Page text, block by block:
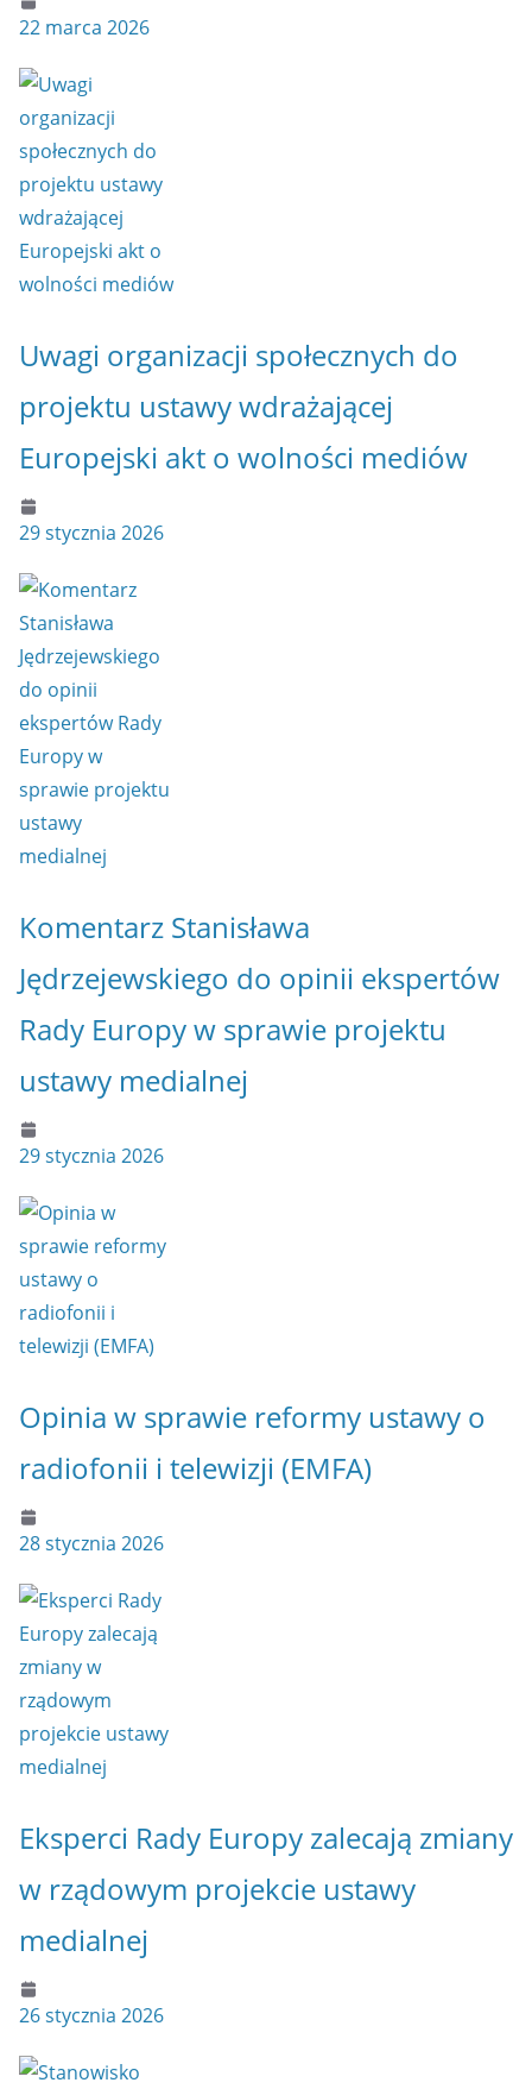
22 marca 2026
Uwagi organizacji społecznych do
projektu ustawy wdrażającej
Europejski akt o wolności mediów
29 stycznia 2026
Komentarz Stanisława
Jędrzejewskiego do opinii ekspertów
Rady Europy w sprawie projektu
ustawy medialnej
29 stycznia 2026
Opinia w sprawie reformy ustawy o
radiofonii i telewizji (EMFA)
28 stycznia 2026
Eksperci Rady Europy zalecają zmiany
w rządowym projekcie ustawy
medialnej
26 stycznia 2026